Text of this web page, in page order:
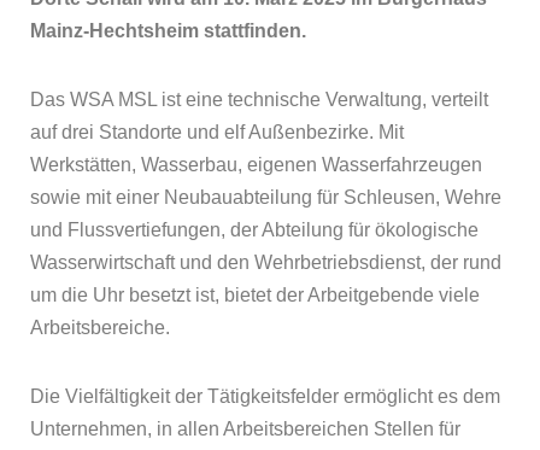
Mainz-Hechtsheim stattfinden.
Das WSA MSL ist eine technische Verwaltung, verteilt
auf drei Standorte und elf Außenbezirke. Mit
Werkstätten, Wasserbau, eigenen Wasserfahrzeugen
sowie mit einer Neubauabteilung für Schleusen, Wehre
und Flussvertiefungen, der Abteilung für ökologische
Wasserwirtschaft und den Wehrbetriebsdienst, der rund
um die Uhr besetzt ist, bietet der Arbeitgebende viele
Arbeitsbereiche.
Die Vielfältigkeit der Tätigkeitsfelder ermöglicht es dem
Unternehmen, in allen Arbeitsbereichen Stellen für